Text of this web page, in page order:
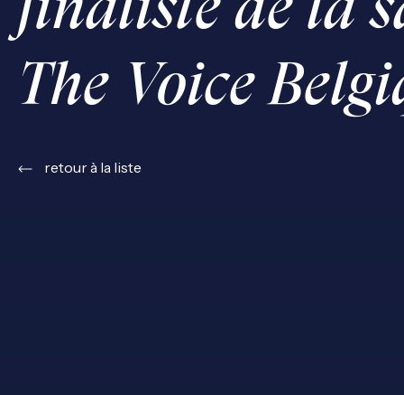
finaliste de la
The Voice
retour à la liste